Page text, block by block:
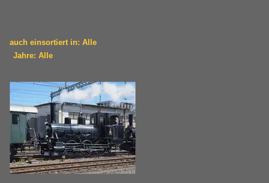
auch einsortiert in: Alle
Deutschland
E-Loks | Drehstrom | 91 80
6 193 · 7 193 BR 193 ·Vectron·
Schweiz
Jahre: Alle
Alle Jahre
1980
1980
2010